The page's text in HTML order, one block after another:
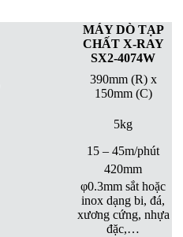
MÁY DÒ TẠP
CHẤT X-RAY
SX2-4074W
390mm (R) x
150mm (C)
5kg
15 – 45m/phút
420mm
φ0.3mm sắt hoặc
inox dạng bi, đá,
xương cứng, nhựa
đặc,…